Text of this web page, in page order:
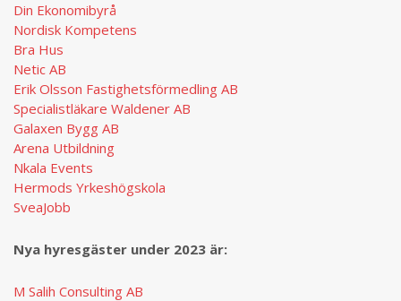
Din Ekonomibyrå
Nordisk Kompetens
Bra Hus
Netic AB
Erik Olsson Fastighetsförmedling AB
Specialistläkare Waldener AB
Galaxen Bygg AB
Arena Utbildning
Nkala Events
Hermods Yrkeshögskola
SveaJobb
Nya hyresgäster under 2023 är:
M Salih Consulting AB